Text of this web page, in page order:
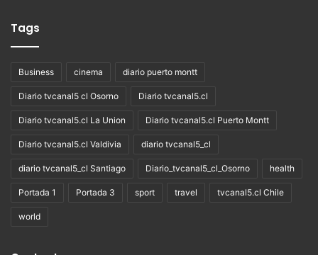
Tags
Business cinema diario puerto montt
Diario tvcanal5 cl Osorno Diario tvcanal5.cl
Diario tvcanal5.cl La Union Diario tvcanal5.cl Puerto Montt
Diario tvcanal5.cl Valdivia diario tvcanal5_cl
diario tvcanal5_cl Santiago Diario_tvcanal5_cl_Osorno health
Portada 1 Portada 3 sport travel tvcanal5.cl Chile
world